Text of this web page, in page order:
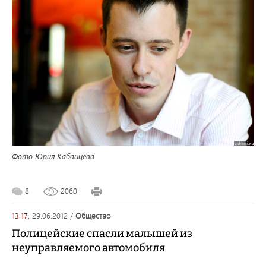
Фото Юрия Кабанцева
8 2060
13:17, 29.06.2012 / общество
Полицейские спасли малышей из
неуправляемого автомобиля